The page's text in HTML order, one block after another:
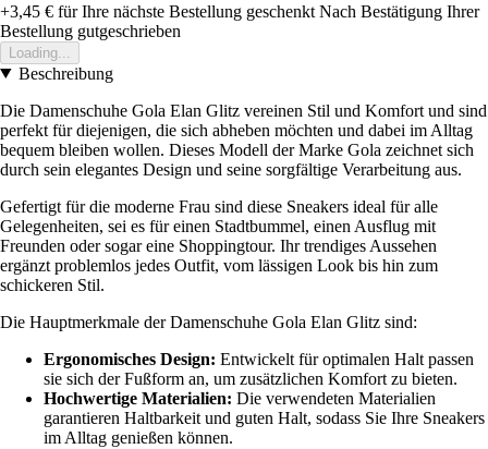
+3,45 € für Ihre nächste Bestellung geschenkt Nach Bestätigung Ihrer
Bestellung gutgeschrieben
Loading...
Beschreibung
Die Damenschuhe Gola Elan Glitz vereinen Stil und Komfort und sind
perfekt für diejenigen, die sich abheben möchten und dabei im Alltag
bequem bleiben wollen. Dieses Modell der Marke Gola zeichnet sich
durch sein elegantes Design und seine sorgfältige Verarbeitung aus.
Gefertigt für die moderne Frau sind diese Sneakers ideal für alle
Gelegenheiten, sei es für einen Stadtbummel, einen Ausflug mit
Freunden oder sogar eine Shoppingtour. Ihr trendiges Aussehen
ergänzt problemlos jedes Outfit, vom lässigen Look bis hin zum
schickeren Stil.
Die Hauptmerkmale der Damenschuhe Gola Elan Glitz sind:
Ergonomisches Design: Entwickelt für optimalen Halt passen
sie sich der Fußform an, um zusätzlichen Komfort zu bieten.
Hochwertige Materialien: Die verwendeten Materialien
garantieren Haltbarkeit und guten Halt, sodass Sie Ihre Sneakers
im Alltag genießen können.